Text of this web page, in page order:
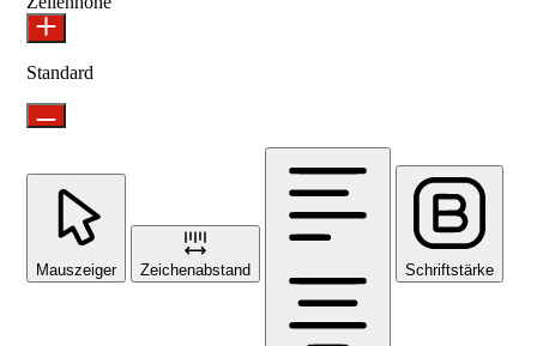
Standard
Mauszeiger Zeichenabstand Schriftstärke